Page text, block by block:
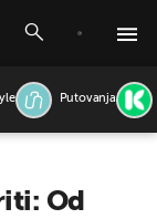
Putovanja
Od